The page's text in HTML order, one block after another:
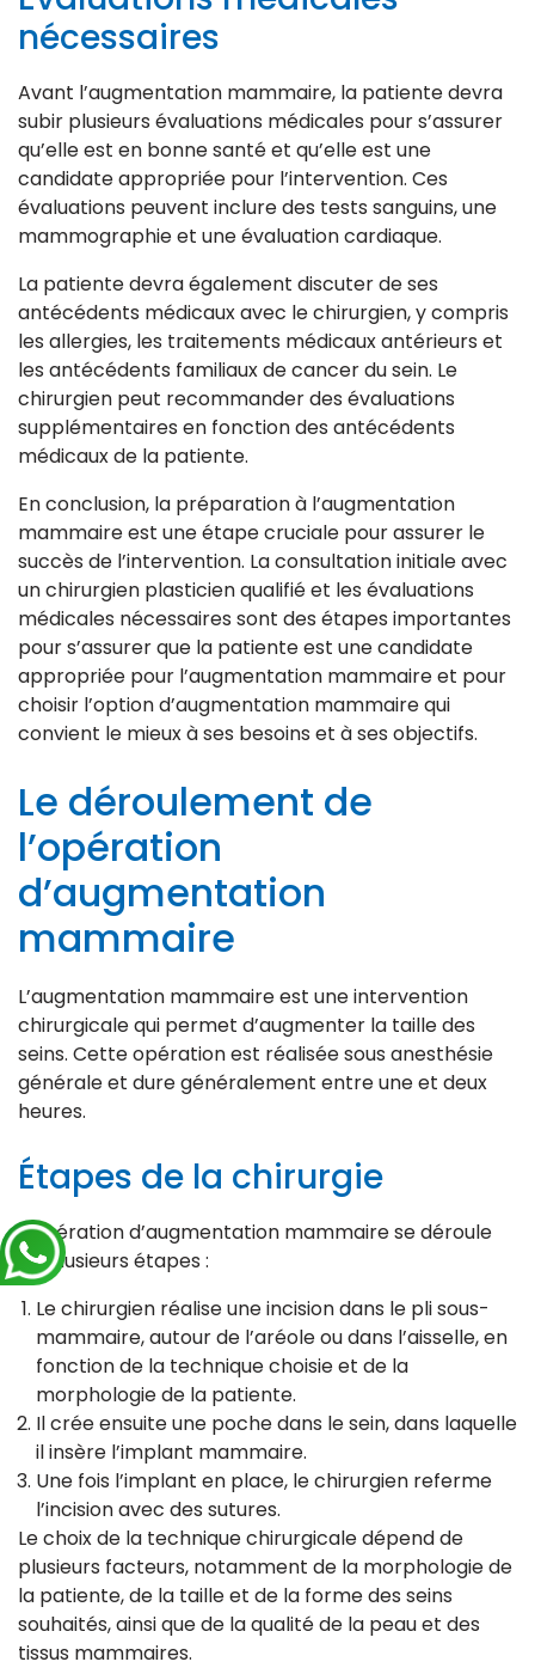
nécessaires
Avant l’augmentation mammaire, la patiente devra
subir plusieurs évaluations médicales pour s’assurer
qu’elle est en bonne santé et qu’elle est une
candidate appropriée pour l’intervention. Ces
évaluations peuvent inclure des tests sanguins, une
mammographie et une évaluation cardiaque.
La patiente devra également discuter de ses
antécédents médicaux avec le chirurgien, y compris
les allergies, les traitements médicaux antérieurs et
les antécédents familiaux de cancer du sein. Le
chirurgien peut recommander des évaluations
supplémentaires en fonction des antécédents
médicaux de la patiente.
En conclusion, la préparation à l’augmentation
mammaire est une étape cruciale pour assurer le
succès de l’intervention. La consultation initiale avec
un chirurgien plasticien qualifié et les évaluations
médicales nécessaires sont des étapes importantes
pour s’assurer que la patiente est une candidate
appropriée pour l’augmentation mammaire et pour
choisir l’option d’augmentation mammaire qui
convient le mieux à ses besoins et à ses objectifs.
Le déroulement de
l’opération
d’augmentation
mammaire
L’augmentation mammaire est une intervention
chirurgicale qui permet d’augmenter la taille des
seins. Cette opération est réalisée sous anesthésie
générale et dure généralement entre une et deux
heures.
Étapes de la chirurgie
L’opération d’augmentation mammaire se déroule
en plusieurs étapes :
Le chirurgien réalise une incision dans le pli sous-
mammaire, autour de l’aréole ou dans l’aisselle, en
fonction de la technique choisie et de la
morphologie de la patiente.
Il crée ensuite une poche dans le sein, dans laquelle
il insère l’implant mammaire.
Une fois l’implant en place, le chirurgien referme
l’incision avec des sutures.
Le choix de la technique chirurgicale dépend de
plusieurs facteurs, notamment de la morphologie de
la patiente, de la taille et de la forme des seins
souhaités, ainsi que de la qualité de la peau et des
tissus mammaires.